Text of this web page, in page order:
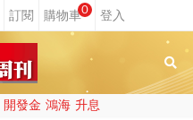
0
開發金 鴻海 升息